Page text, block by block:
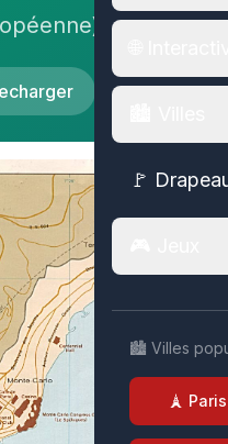
🚩
🏙️ Villes
🗼 Paris
- Europe